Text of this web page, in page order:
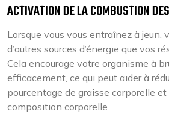
ACTIVATION DE LA COMBUSTION
Lorsque vous vous entraînez à jeun,
d’autres sources d’énergie que vos
Cela encourage votre organisme à
efficacement, ce qui peut aider à
pourcentage de graisse corporelle
composition corporelle.